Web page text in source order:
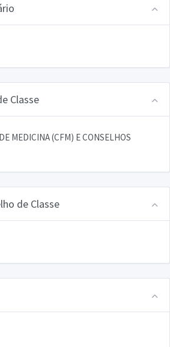
Classe
MEDICINA (CFM) E CONSELHOS
de Classe